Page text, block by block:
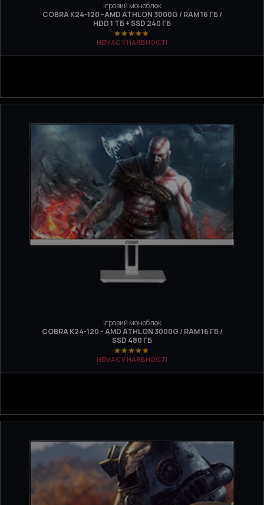
Ігровий моноблок
COBRA K24-120 -AMD ATHLON 3000G / RAM 16 ГБ /
HDD 1 ТБ + SSD 240 ГБ
НЕМАЄ У НАЯВНОСТІ
Ігровий моноблок
COBRA K24-120 - AMD ATHLON 3000G / RAM 16 ГБ /
SSD 480 ГБ
НЕМАЄ У НАЯВНОСТІ